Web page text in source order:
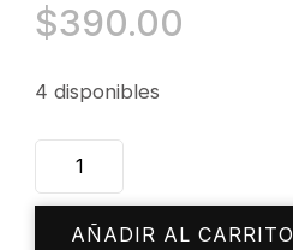
$390.00
4 disponibles
MASCARILA
CITRIC
cantidad
AÑADIR AL CARRITO